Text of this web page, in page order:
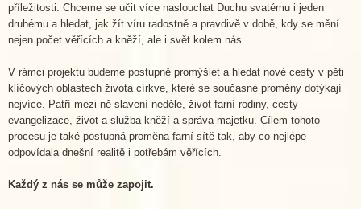
příležitosti. Chceme se učit více naslouchat Duchu svatému i jeden
druhému a hledat, jak žít víru radostně a pravdivě v době, kdy se mění
nejen počet věřících a kněží, ale i svět kolem nás.
V rámci projektu budeme postupně promýšlet a hledat nové cesty v pěti
klíčových oblastech života církve, které se současné proměny dotýkají
nejvíce. Patří mezi ně slavení neděle, život farní rodiny, cesty
evangelizace, život a služba kněží a správa majetku. Cílem tohoto
procesu je také postupná proměna farní sítě tak, aby co nejlépe
odpovídala dnešní realitě i potřebám věřících.
Každý z nás se může zapojit.